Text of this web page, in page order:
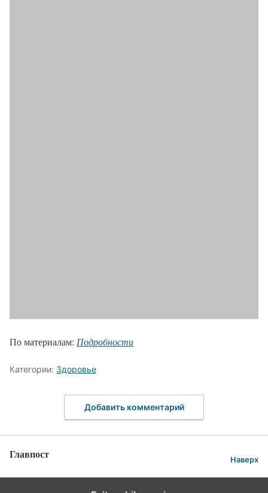
По материалам: Подробности
Категории: Здоровье
Добавить комментарий
Главпост Наверх